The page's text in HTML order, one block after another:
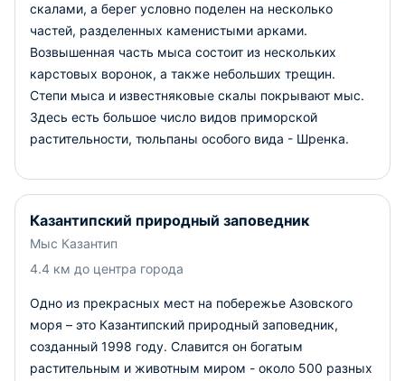
скалами, а берег условно поделен на несколько
частей, разделенных каменистыми арками.
Возвышенная часть мыса состоит из нескольких
карстовых воронок, а также небольших трещин.
Степи мыса и известняковые скалы покрывают мыс.
Здесь есть большое число видов приморской
растительности, тюльпаны особого вида - Шренка.
Казантипский природный заповедник
Мыс Казантип
4.4 км до центра города
Одно из прекрасных мест на побережье Азовского
моря – это Казантипский природный заповедник,
созданный 1998 году. Славится он богатым
растительным и животным миром - около 500 разных